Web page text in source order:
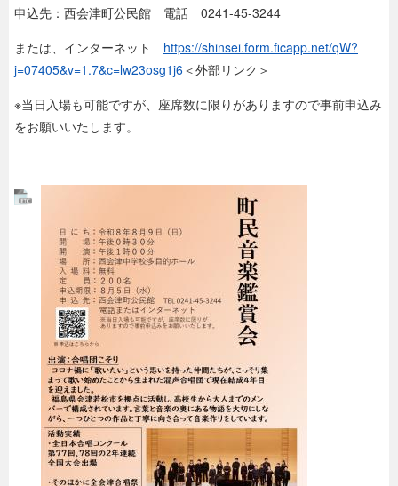
申込先：西会津町公民館 電話 0241-45-3244
または、インターネット https://shinsei.form.ficapp.net/qW?
j=07405&v=1.7&c=lw23osg1j6 ＜外部リンク＞
※当日入場も可能ですが、座席数に限りがありますので事前申込み
をお願いいたします。